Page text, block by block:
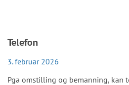
Telefon
3. februar 2026
Pga omstilling og bemanning, kan